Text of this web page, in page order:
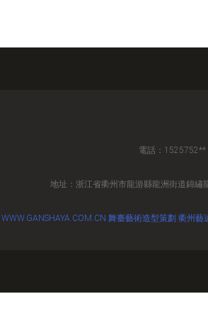
電話：1525752**
地址：浙江省衢州市龍游縣龍洲街道錦繡
WWW.GANSHAYA.COM.CN 舞臺藝術造型策劃 衢州藝